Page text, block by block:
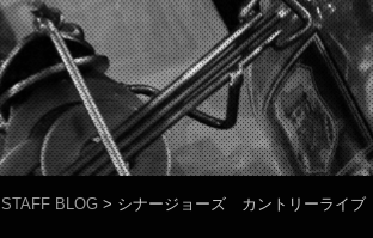
STAFF BLOG > シナージョーズ カントリーライブ